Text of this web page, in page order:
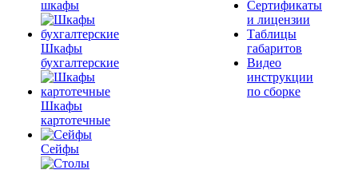
шкафы
Шкафы
бухгалтерские
Шкафы
картотечные
Сейфы
Сертификаты
и лицензии
Таблицы
габаритов
Видео
инструкции
по сборке